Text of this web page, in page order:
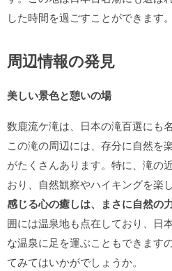
した時間を過ごすことができます。
周辺情報の発見
美しい景色と憩いの場
数鹿流ケ滝は、日本の滝百選にも
この滝の周辺には、存分に自然を
がたくさんあります。特に、滝の
おり、自然観察やハイキングを楽
感じる心の癒しは、まさに自然の
囲には温泉地も点在しており、日
な温泉に足を運ぶこともできます
てみてはいかがでしょうか。